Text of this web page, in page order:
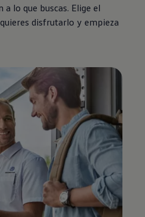
lo que buscas. Elige el
disfrutarlo y empieza